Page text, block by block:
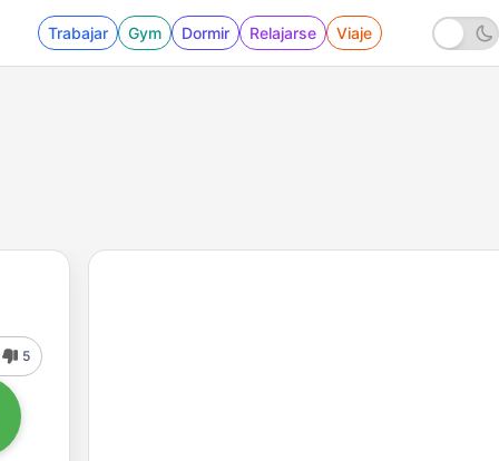
Trabajar Gym Dormir Relajarse Viaje
5